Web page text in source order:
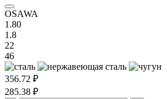
OSAWA
1.80
1.8
22
46
356.72 ₽
285.38 ₽